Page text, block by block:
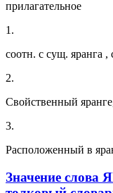
прилагательное
1.
соотн. с сущ. яранга
2.
Свойственный
3.
Расположенный в
Значение